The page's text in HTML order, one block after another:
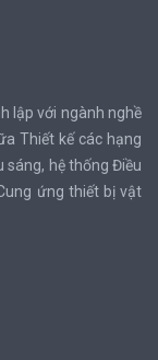
lập với ngành nghề
Thiết kế các hạng
sáng, hệ thống Điều
ứng thiết bị vật